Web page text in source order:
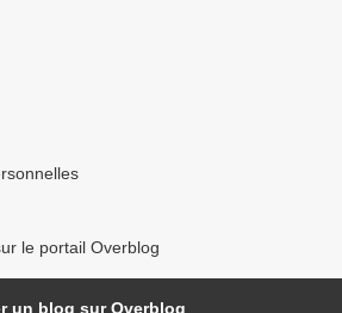
le portail Overblog
un blog sur Overblog